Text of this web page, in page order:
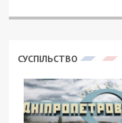
СУСПІЛЬСТВО